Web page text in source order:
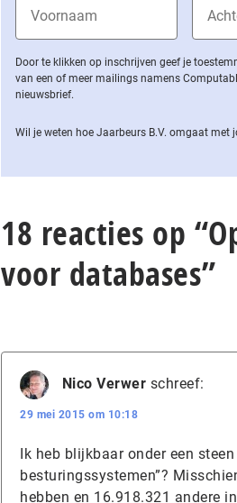
Door te klikken op inschrijven geef je
van een of meer mailings namens
nieuwsbrief.
Wil je weten hoe Jaarbeurs B.V. omgaat met
18 reacties op
voor databases”
Nico Verwer schreef:
29 mei 2015 om 10:18
Ik heb blijkbaar onder een
besturingssystemen”?
hebben en 16.918.321 andere